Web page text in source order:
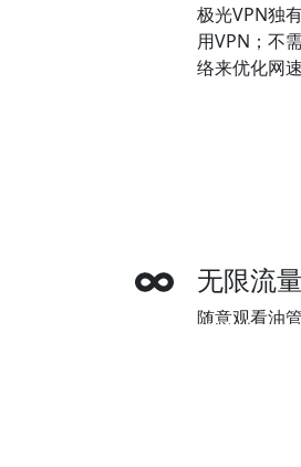
极光VPN独
用VPN；不
络来优化网
无限流
随意观看油